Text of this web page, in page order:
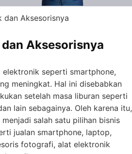
dan Aksesorisnya
Aksesorisnya
elektronik seperti smartphone,
meningkat. Hal ini disebabkan
setelah masa liburan seperti
lain sebagainya. Oleh karena itu,
salah satu pilihan bisnis
jualan smartphone, laptop,
fotografi, alat elektronik